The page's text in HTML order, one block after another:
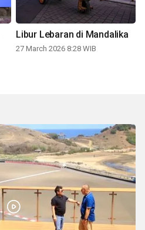
Libur Lebaran di Mandalika
27 March 2026 8:28 WIB